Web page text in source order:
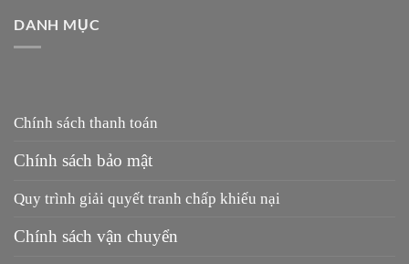
DANH MỤC
Chính sách thanh toán
Chính sách bảo mật
Quy trình giải quyết tranh chấp khiếu nại
Chính sách vận chuyển